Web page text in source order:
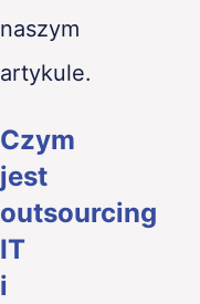
naszym
artykule.
Czym
jest
outsourcing
IT
i